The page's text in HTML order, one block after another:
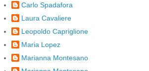
Carlo Spadafora
Laura Cavaliere
Leopoldo Capriglione
Maria Lopez
Marianna Montesano